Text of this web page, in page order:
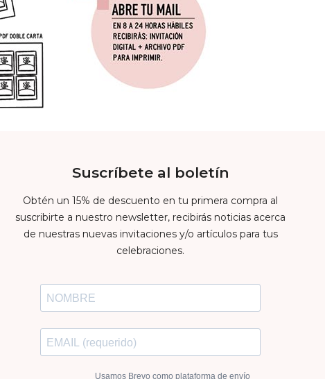
Suscríbete al boletín
Obtén un 15% de descuento en tu primera compra al
suscribirte a nuestro newsletter, recibirás noticias acerca
de nuestras nuevas invitaciones y/o artículos para tus
celebraciones.